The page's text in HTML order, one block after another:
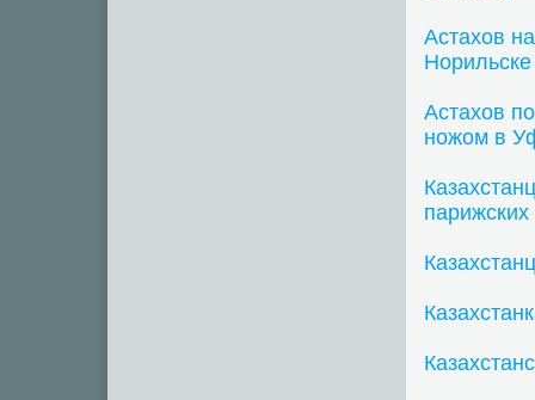
Астахов
Астахов
ножом в
парижских